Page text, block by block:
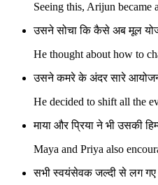
Seeing this, Arijun became
उसने सोचा कि कैसे अब मूल
He thought about how to
उसने कमरे के अंदर सारे
He decided to shift all the
माया और प्रिया ने भी उसकी
Maya and Priya also
सभी स्वयंसेवक जल्दी से लग